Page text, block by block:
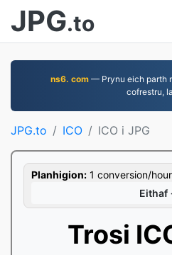
JPG.to
ns6. com— Prynu eich parth
cofrestru,
JPG.to ICO ICO i JPG
Planhigion: 1 conversion/
Eithaf
Trosi